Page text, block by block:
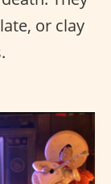
or clay